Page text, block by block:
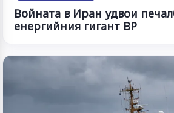
Войната в Иран удвои
енергийния гигант BP